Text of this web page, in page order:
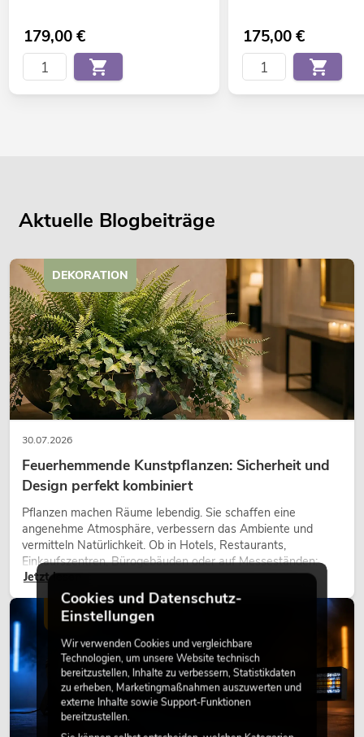
179,00€ 175,00€
Aktuelle Blogbeiträge
30.07.2026
Feuerhemmende Kunstpflanzen: Sicherheit und
Design perfekt kombiniert
Pflanzen machen Räume lebendig. Sie schaffen eine
angenehme Atmosphäre, verbessern das Ambiente und
vermitteln Natürlichkeit. Ob in Hotels, Restaurants,
Einkaufszentren, Bürogebäuden oder auf Messeständen:
eine hochwertige Begrünung gehört heute längst zum
modernen Raumkonzept.
Jetzt lesen
DEKORATION
LICHT
Cookies und Datenschutz-
Einstellungen
Wir verwenden Cookies und vergleichbare
Technologien, um unsere Website technisch
bereitzustellen, Inhalte zu verbessern, Statistikdaten
zu erheben, Marketingmaßnahmen auszuwerten und
externe Inhalte sowie Support-Funktionen
bereitzustellen.